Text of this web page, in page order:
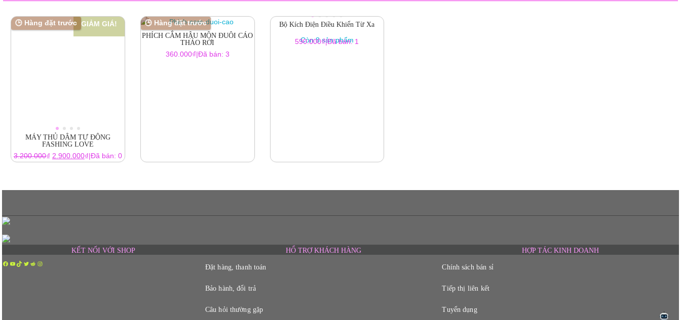
GIẢM GIÁ!
🕒 Hàng đặt trước
MÁY THỦ DÂM TỰ ĐỘNG
FASHING LOVE
3.200.000₫ Giá
3.200.000₫.
2.900.000₫Giá
là:
Đã bán: 0
🕒 Hàng đặt trước
PHÍCH CẮM HẬU MÔN ĐUÔI CÁO
THÁO RỜI
360.000₫|Đã bán: 3
Bộ Kích Điện Điều Khiển Từ Xa
Còn 8 sản phẩm
590.000₫|Đã bán: 1
KẾT NỐI VỚI SHOP
Facebook
YouTube
TikTok
Twitter
RedditInstagram
HỔ TRỢ KHÁCH HÀNG
Đặt hàng, thanh toán
Bảo hành, đổi trả
Câu hỏi thường gặp
HỢP TÁC KINH DOANH
Chính sách bán sỉ
Tiếp thị liên kết
Tuyển dụng